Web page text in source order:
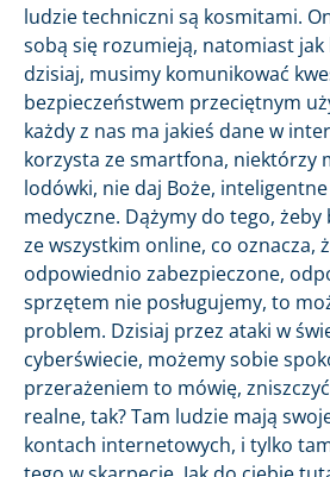
ludzie techniczni są kosmitami.
sobą się rozumieją, natomiast
dzisiaj, musimy komunikować
bezpieczeństwem przeciętnym
każdy z nas ma jakieś dane w
korzysta ze smartfona, niektórzy
lodówki, nie daj Boże,
medyczne. Dążymy do tego,
ze wszystkim online, co oznacza,
odpowiednio zabezpieczone,
sprzętem nie posługujemy, to
problem. Dzisiaj przez ataki w
cyberświecie, możemy sobie
przerażeniem to mówię,
realne, tak? Tam ludzie mają
kontach internetowych, i tylko